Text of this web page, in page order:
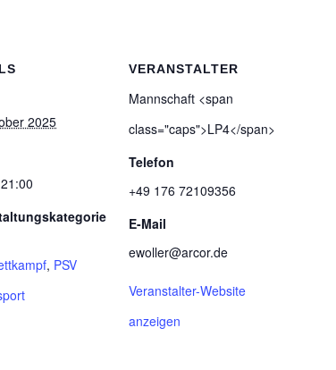
2025
, PSV
VERANSTALTER
Mann­schaft <span
class="caps">LP4</span>
Telefon
+49 176 72109356
E-Mail
ewoller@arcor.de
Veranstalter-Website
anzeigen